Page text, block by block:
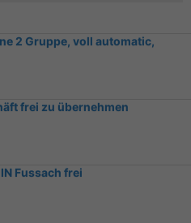
2 Gruppe, voll automatic,
frei zu übernehmen
Fussach frei